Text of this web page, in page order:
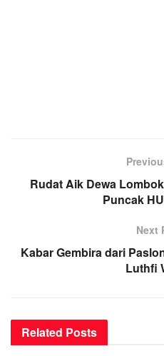
Rudat Aik Dewa
Puncak
Next
Kabar Gembira dari
Luthfi
Related Posts